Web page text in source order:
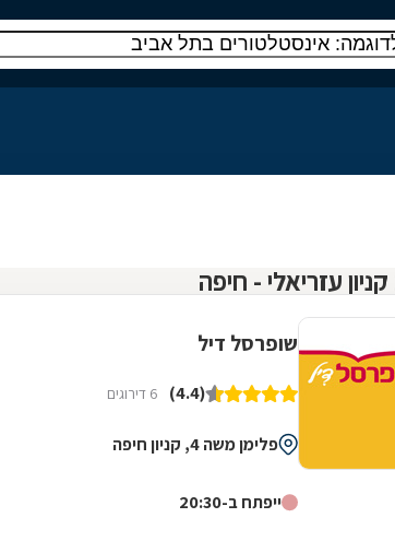
שופרסל דיל
(4.4) 6 דירוגים
פלימן משה 4, קניון חיפה
ייפתח ב-20:30